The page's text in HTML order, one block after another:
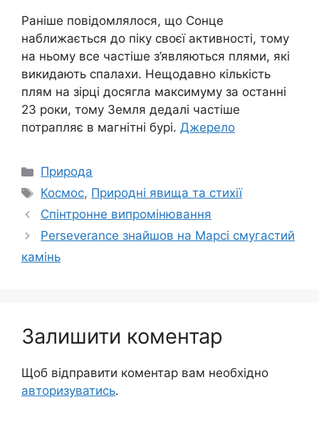
Раніше повідомлялося, що Сонце
наближається до піку своєї активності, тому
на ньому все частіше з’являються плями, які
викидають спалахи. Нещодавно кількість
плям на зірці досягла максимуму за останні
23 роки, тому Земля дедалі частіше
потрапляє в магнітні бурі. Джерело
Категорії
Природа
Позначки
Космос, Природні явища та стихії
Спінтронне випромінювання
Perseverance знайшов на Марсі смугастий
камінь
Залишити коментар
Щоб відправити коментар вам необхідно
авторизуватись.